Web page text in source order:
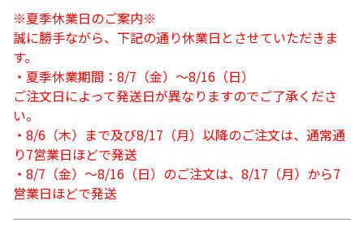
※夏季休業日のご案内※
誠に勝手ながら、下記の通り休業日とさせていただきま
す。
・夏季休業期間：8/7（金）～8/16（日）
ご注文日によって発送日が異なりますのでご了承くださ
い。
・8/6（木）まで及び8/17（月）以降のご注文は、通常通
り7営業日ほどで発送
・8/7（金）～8/16（日）のご注文は、8/17（月）から7
営業日ほどで発送